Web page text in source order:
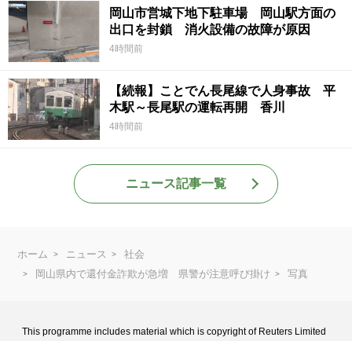
岡山市営城下地下駐車場 岡山駅方面の
出口を封鎖 消火設備の故障が原因
4時間前
【続報】ことでん長尾線で人身事故 平
木駅～長尾駅の運転再開 香川
4時間前
ニュース記事一覧
ホーム ニュース
社会
岡山県内で還付金詐欺が急増 県警が注意呼び掛け
写真
This programme includes material which is copyright of Reuters Limited